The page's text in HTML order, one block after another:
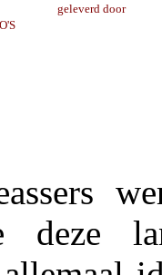
geleverd door
deze